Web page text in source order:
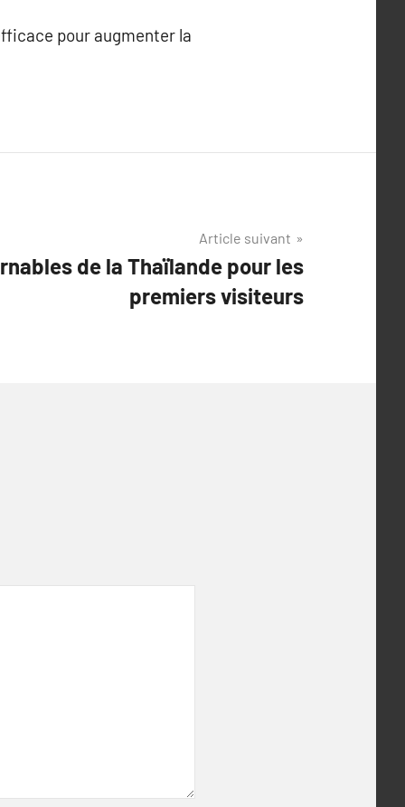
pour augmenter la
Article suivant
de la Thaïlande pour les
premiers visiteurs